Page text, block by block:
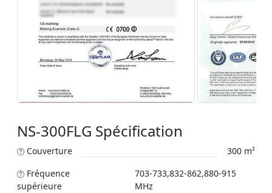
NS-300FLG Spécification
Couverture
300 m²
Fréquence
supérieure
703-733,832-862,880-915
MHz